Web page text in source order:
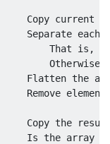
Copy current
Separate each
That is,
Flatten the
Remove
Copy the
Is the array